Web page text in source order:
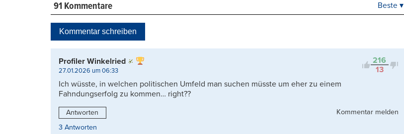
91 Kommentare
Kontrovers
Beste ▾
Kommentar schreiben
216
13
Profiler Winkelried
27.01.2026 um 06:33
Ich wüsste, in welchen politischen Umfeld man suchen müsste um eher zu einem
Fahndungserfolg zu kommen… right??
Antworten
Kommentar melden
3 Antworten